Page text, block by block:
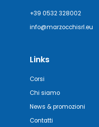
+39 0532 328002
info@marzocchisrl.eu
Links
Corsi
Chi siamo
News & promozioni
Contatti